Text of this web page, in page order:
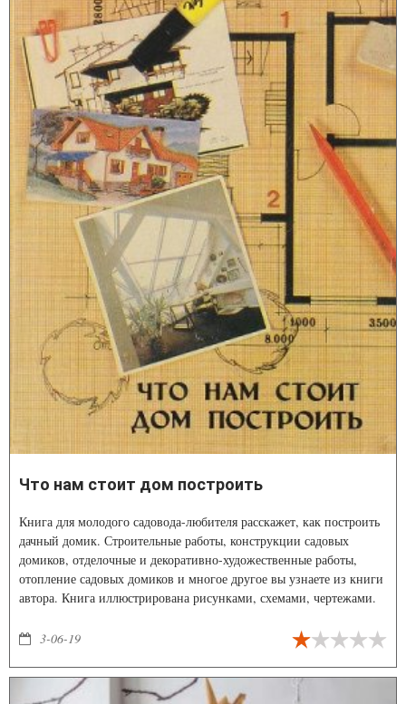
Что нам стоит дом построить
Книга для молодого садовода-любителя расскажет, как построить
дачный домик. Строительные работы, конструкции садовых
домиков, отделочные и декоративно-художественные работы,
отопление садовых домиков и многое другое вы узнаете из книги
автора. Книга иллюстрирована рисунками, схемами, чертежами.
3-06-19